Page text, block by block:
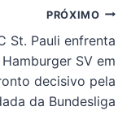
PRÓXIMO
St. Pauli enfrenta
Hamburger SV em
decisivo pela
da Bundesliga